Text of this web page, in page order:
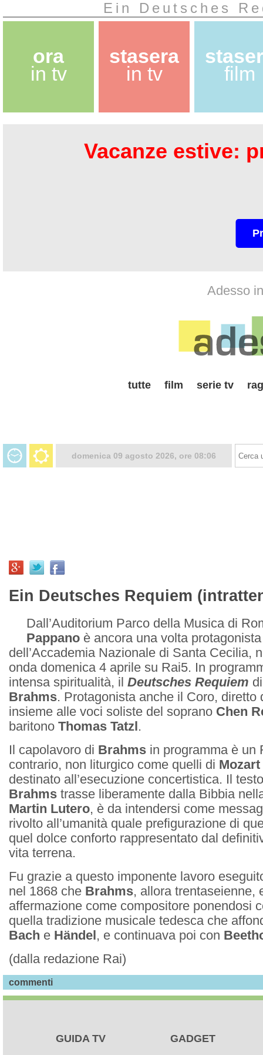
Ein Deutsches
ora
in tv
stasera
in tv
film
Vacanze estive:
Adesso
tutte film serie tv
domenica 09 agosto 2026, ore 08:06
Ein Deutsches Requiem
Dall’Auditorium Parco della Musica di
Pappano è ancora una volta
dell’Accademia Nazionale di Santa Cecilia,
onda domenica 4 aprile su Rai5. In
intensa spiritualità, il Deutsches Requiem
Brahms. Protagonista anche il Coro, diretto
insieme alle voci soliste del soprano Chen
baritono Thomas Tatzl .
Il capolavoro di Brahms in programma è un
contrario, non liturgico come quelli di Mozart
destinato all’esecuzione concertistica. Il
Brahms trasse liberamente dalla Bibbia
Martin Lutero, è da intendersi come
rivolto all’umanità quale prefigurazione di
quel dolce conforto rappresentato dal
vita terrena.
Fu grazie a questo imponente lavoro
nel 1868 che Brahms, allora trentaseienne,
affermazione come compositore ponendosi
quella tradizione musicale tedesca che
Bach e Händel , e continuava poi con
(dalla redazione Rai)
commenti
GUIDA TV GADGET